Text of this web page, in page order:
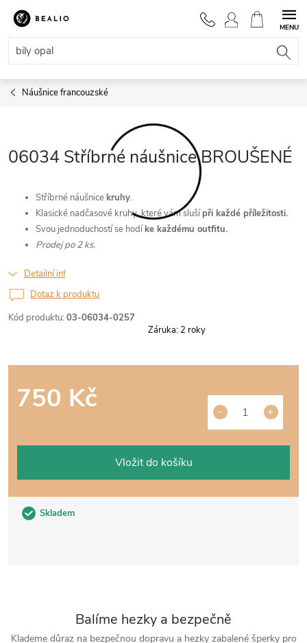
Přejít
obsah
NÁKUPNÍ
KOŠÍK
Náušnice francouzské
06034 Stříbrné náušnice BROUŠENÉ
Kód produktu: 03-06034-0257
Stříbrné náušnicekruhy.
Klasické nadčasové kruhy, které vám slušípři každé příležitosti.
Svou jednoduchostí se hodíke každému outfitu.
Prodej po 2 ks.
Detailní informace
Skladem
750 Kč
Vložit do košíku
Dotaz k produktu
Záruka: 2 roky
Balíme hezky a bezpečně
Klademe důraz na bezpečnou dopravu a hezky zabalené šperky pro